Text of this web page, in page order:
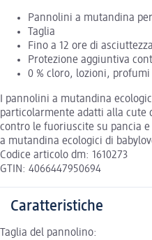
Pannolini a mutandina
Taglia
Fino a 12 ore di asciuttezza
Protezione aggiuntiva
0 % cloro, lozioni,
I pannolini a mutandina
particolarmente adatti alla cute
contro le fuoriuscite su pancia
a mutandina ecologici di
Codice articolo dm: 1610273
GTIN: 4066447950694
Caratteristiche
Taglia del pannolino: